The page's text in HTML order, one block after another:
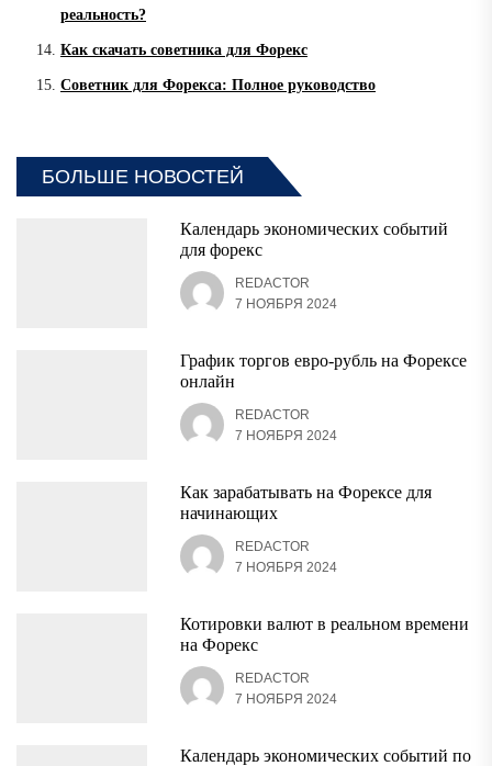
реальность?
Как скачать советника для Форекс
Советник для Форекса: Полное руководство
БОЛЬШЕ НОВОСТЕЙ
Календарь экономических событий
для форекс
REDACTOR
7 НОЯБРЯ 2024
График торгов евро-рубль на Форексе
онлайн
REDACTOR
7 НОЯБРЯ 2024
Как зарабатывать на Форексе для
начинающих
REDACTOR
7 НОЯБРЯ 2024
Котировки валют в реальном времени
на Форекс
REDACTOR
7 НОЯБРЯ 2024
Календарь экономических событий по